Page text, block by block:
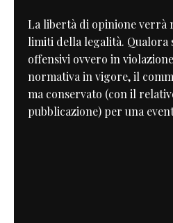
La libertà di opinione verrà
limiti della legalità. Qualora
offensivi ovvero in
normativa in vigore, il
ma conservato (con il
pubblicazione) per una